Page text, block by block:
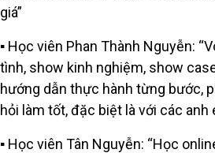
giá”
▪️ Học viên Phan Thành Nguyễn:
tình, show kinh nghiệm, show
hướng dẫn thực hành từng bước,
hỏi làm tốt, đặc biệt là với các anh
▪️ Học viên Tân Nguyễn: “Học